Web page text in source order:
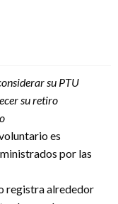
su PTU
su retiro
es
por las
registra alrededor